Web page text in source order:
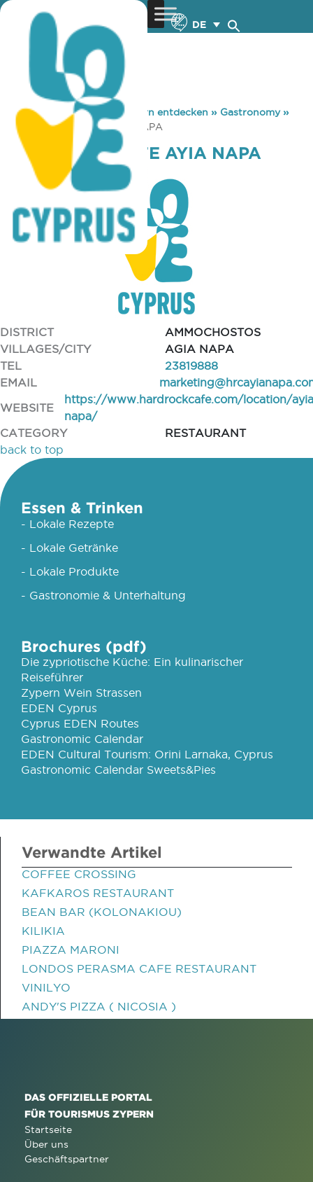
DE
You are here:Home Zypern entdecken » Gastronomy»
HARD ROCK CAFE AYIA NAPA
HARD ROCK CAFE AYIA NAPA
DISTRICT
AMMOCHOSTOS
VILLAGES/CITY
AGIA NAPA
TEL
23819888
EMAIL
WEBSITE
https://www.hardrockcafe.com/location/
napa/
CATEGORY
RESTAURANT
back to top
Essen & Trinken
- Lokale Rezepte
- Lokale Getränke
- Lokale Produkte
- Gastronomie & Unterhaltung
Brochures (pdf)
Die zypriotische Küche: Ein kulinarischer
Reiseführer
Zypern Wein Strassen
EDEN Cyprus
Cyprus EDEN Routes
Gastronomic Calendar
EDEN Cultural Tourism: Orini Larnaka, Cyprus
Gastronomic Calendar Sweets&Pies
Verwandte Artikel
COFFEE CROSSING
KAFKAROS RESTAURANT
BEAN BAR (KOLONAKIOU)
KILIKIA
PIAZZA MARONI
LONDOS PERASMA CAFE RESTAURANT
VINILYO
ANDY'S PIZZA ( NICOSIA )
DAS OFFIZIELLE PORTAL
FÜR TOURISMUS ZYPERN
Startseite
Über uns
Geschäftspartner